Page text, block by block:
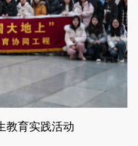
教育实践活动